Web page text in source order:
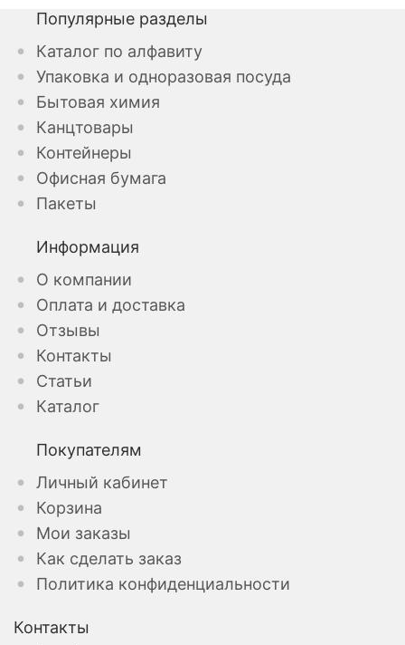
Популярные разделы
Каталог по алфавиту
Упаковка и одноразовая посуда
Бытовая химия
Канцтовары
Контейнеры
Офисная бумага
Пакеты
Информация
О компании
Оплата и доставка
Отзывы
Контакты
Статьи
Каталог
Покупателям
Личный кабинет
Корзина
Мои заказы
Как сделать заказ
Политика конфиденциальности
Контакты